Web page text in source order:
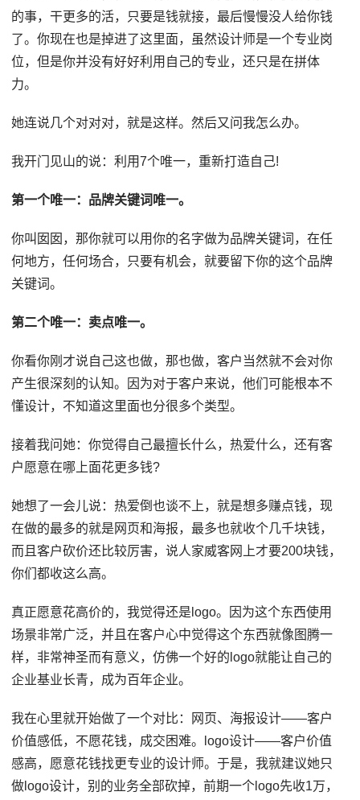
的事，干更多的活，只要是钱就接，最后慢慢没人给你钱
了。你现在也是掉进了这里面，虽然设计师是一个专业岗
位，但是你并没有好好利用自己的专业，还只是在拼体
力。
她连说几个对对对，就是这样。然后又问我怎么办。
我开门见山的说：利用7个唯一，重新打造自己!
第一个唯一：品牌关键词唯一。
你叫囡囡，那你就可以用你的名字做为品牌关键词，在任
何地方，任何场合，只要有机会，就要留下你的这个品牌
关键词。
第二个唯一：卖点唯一。
你看你刚才说自己这也做，那也做，客户当然就不会对你
产生很深刻的认知。因为对于客户来说，他们可能根本不
懂设计，不知道这里面也分很多个类型。
接着我问她：你觉得自己最擅长什么，热爱什么，还有客
户愿意在哪上面花更多钱?
她想了一会儿说：热爱倒也谈不上，就是想多赚点钱，现
在做的最多的就是网页和海报，最多也就收个几千块钱，
而且客户砍价还比较厉害，说人家威客网上才要200块钱，
你们都收这么高。
真正愿意花高价的，我觉得还是logo。因为这个东西使用
场景非常广泛，并且在客户心中觉得这个东西就像图腾一
样，非常神圣而有意义，仿佛一个好的logo就能让自己的
企业基业长青，成为百年企业。
我在心里就开始做了一个对比：网页、海报设计——客户
价值感低，不愿花钱，成交困难。logo设计——客户价值
感高，愿意花钱找更专业的设计师。于是，我就建议她只
做logo设计，别的业务全部砍掉，前期一个logo先收1万，